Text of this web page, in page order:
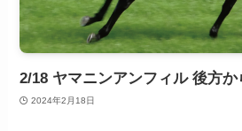
2/18 ヤマニンアンフィル 後方
2024年2月18日